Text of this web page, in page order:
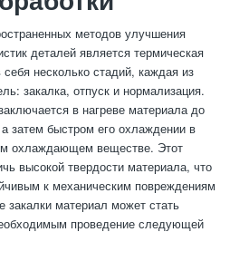
методов улучшения
деталей является термическая
несколько стадий, каждая из
закалка, отпуск и нормализация.
в нагреве материала до
затем быстром его охлаждении в
охлаждающем веществе. Этот
высокой твердости материала, что
к механическим повреждениям
закалки материал может стать
проведение следующей